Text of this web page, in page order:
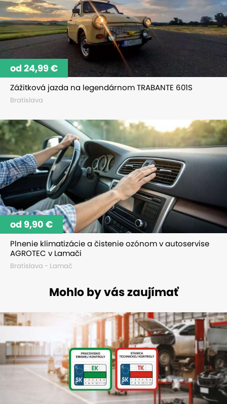
Zážitková jazda na legendárnom TRABANTE 601S
Bratislava
od 24,99 €
Plnenie klimatizácie a čistenie ozónom v autoservise
AGROTEC v Lamači
Bratislava - Lamač
od 9,90 €
Mohlo by vás zaujímať